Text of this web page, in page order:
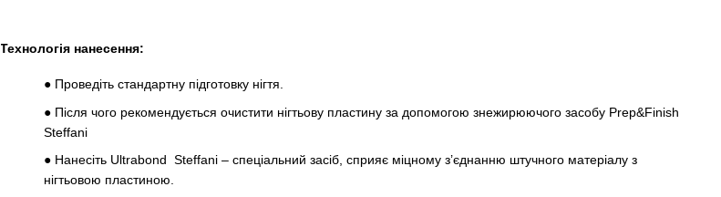
Технологія нанесення:
● Проведіть стандартну підготовку нігтя.
● Після чого рекомендується очистити нігтьову пластину за допомогою знежирюючого засобу Prep&Finish
Steffani
● Нанесіть Ultrabond Steffani – спеціальний засіб, сприяє міцному з’єднанню штучного матеріалу з
нігтьовою пластиною.